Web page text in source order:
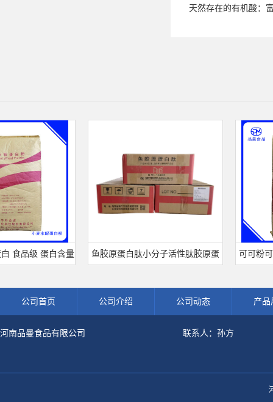
天然存在的有机酸：
级 蛋白含量 鱼胶原蛋白肽小分子活性肽胶原蛋 可可粉可可豆
公司首页 公司介绍 公司动态 产品
河南品曼食品有限公司 联系人：孙方